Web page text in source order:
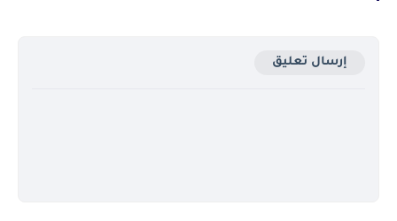
إرسال تعليق